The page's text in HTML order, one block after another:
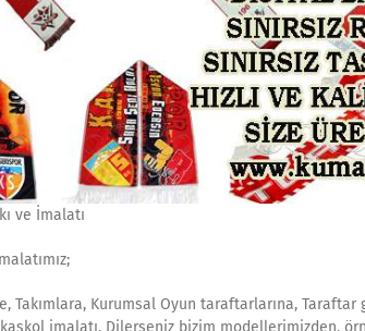
ve İmalatı
Takımlara, Kurumsal Oyun taraftarlarına,
imalatı. Dilerseniz bizim modellerimizden,